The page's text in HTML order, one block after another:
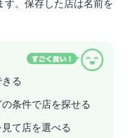
す。保存した店は名前を
る
条件で店を探せる
て店を選べる